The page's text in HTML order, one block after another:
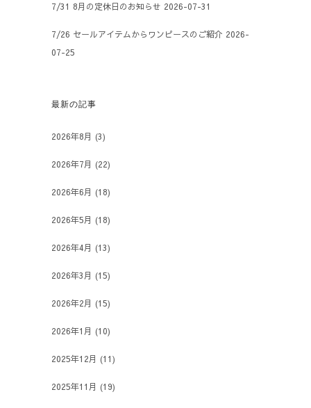
7/31 8月の定休日のお知らせ 2026-07-31
7/26 セールアイテムからワンピースのご紹介 2026-
07-25
最新の記事
2026年8月 (3)
2026年7月 (22)
2026年6月 (18)
2026年5月 (18)
2026年4月 (13)
2026年3月 (15)
2026年2月 (15)
2026年1月 (10)
2025年12月 (11)
2025年11月 (19)